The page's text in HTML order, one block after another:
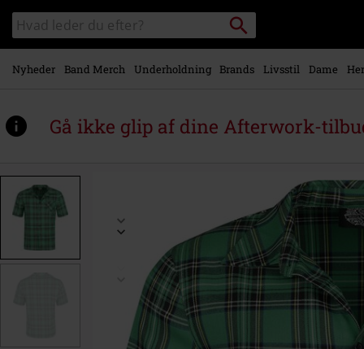
Gå til
hovedindhold
Søg
sortiment
Søg
Nyheder Band Merch Underholdning Brands Livsstil Dame
Gå ikke glip af dine Afterwork-
www.emp-
p/green/561798.html